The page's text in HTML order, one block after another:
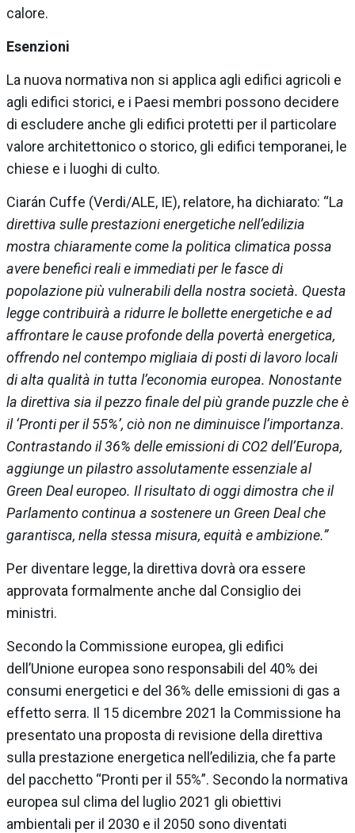
calore.
Esenzioni
La nuova normativa non si applica agli edifici agricoli e
agli edifici storici, e i Paesi membri possono decidere
di escludere anche gli edifici protetti per il particolare
valore architettonico o storico, gli edifici temporanei, le
chiese e i luoghi di culto.
Ciarán Cuffe (Verdi/ALE, IE), relatore, ha dichiarato: “La
direttiva sulle prestazioni energetiche nell’edilizia
mostra chiaramente come la politica climatica possa
avere benefici reali e immediati per le fasce di
popolazione più vulnerabili della nostra società. Questa
legge contribuirà a ridurre le bollette energetiche e ad
affrontare le cause profonde della povertà energetica,
offrendo nel contempo migliaia di posti di lavoro locali
di alta qualità in tutta l’economia europea. Nonostante
la direttiva sia il pezzo finale del più grande puzzle che è
il ‘Pronti per il 55%’, ciò non ne diminuisce l’importanza.
Contrastando il 36% delle emissioni di CO2 dell’Europa,
aggiunge un pilastro assolutamente essenziale al
Green Deal europeo. Il risultato di oggi dimostra che il
Parlamento continua a sostenere un Green Deal che
garantisca, nella stessa misura, equità e ambizione.”
Per diventare legge, la direttiva dovrà ora essere
approvata formalmente anche dal Consiglio dei
ministri.
Secondo la Commissione europea, gli edifici
dell’Unione europea sono responsabili del 40% dei
consumi energetici e del 36% delle emissioni di gas a
effetto serra. Il 15 dicembre 2021 la Commissione ha
presentato una proposta di revisione della direttiva
sulla prestazione energetica nell’edilizia, che fa parte
del pacchetto “Pronti per il 55%”. Secondo la normativa
europea sul clima del luglio 2021 gli obiettivi
ambientali per il 2030 e il 2050 sono diventati